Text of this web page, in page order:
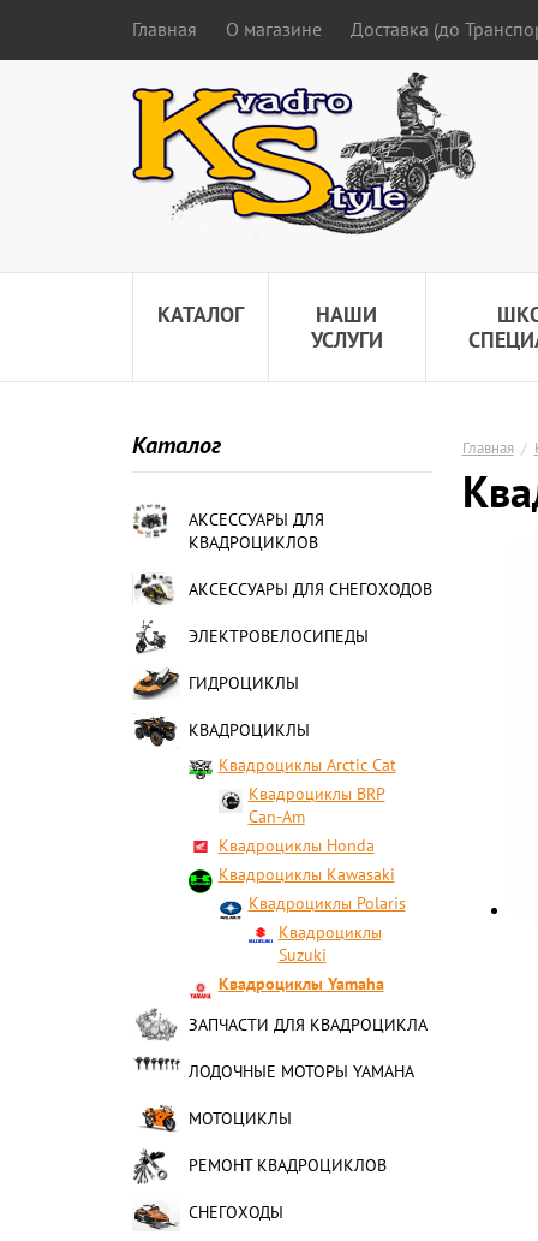
Главная О магазине Доставка (до
КАТАЛОГ
НАШИ
УСЛУГИ
Каталог
АКСЕССУАРЫ ДЛЯ
КВАДРОЦИКЛОВ
АКСЕССУАРЫ ДЛЯ СНЕГОХОДОВ
ЭЛЕКТРОВЕЛОСИПЕДЫ
ГИДРОЦИКЛЫ
КВАДРОЦИКЛЫ
Квадроциклы Arctic Cat
Квадроциклы BRP
Can-Am
Квадроциклы Honda
Квадроциклы Kawasaki
Квадроциклы Polaris
Квадроциклы
Suzuki
Квадроциклы Yamaha
ЗАПЧАСТИ ДЛЯ КВАДРОЦИКЛА
ЛОДОЧНЫЕ МОТОРЫ YAMAHA
МОТОЦИКЛЫ
РЕМОНТ КВАДРОЦИКЛОВ
СНЕГОХОДЫ
Главная /